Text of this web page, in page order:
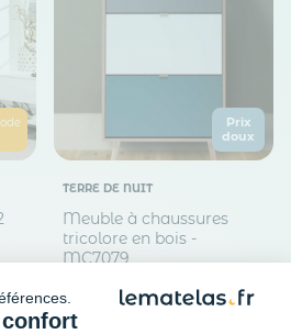
Prix
doux
TERRE DE NUIT
Meuble à chaussures
tricolore en bois -
MC7079
20900€